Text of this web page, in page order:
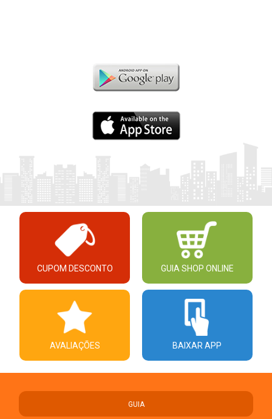
CUPOM DESCONTO GUIA SHOP ONLINE
AVALIAÇÕES BAIXAR APP
GUIA